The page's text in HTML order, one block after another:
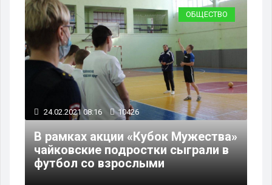
ОБЩЕСТВО
24.02.2021 08:16 10426
В рамках акции «Кубок Мужества»
чайковские подростки сыграли в
футбол со взрослыми